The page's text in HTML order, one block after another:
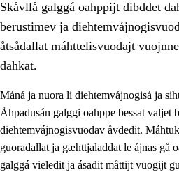
1. Åhpadusá árvvovuodo
1.1 Almasjárvvo
Identitiehtta ja kultuvralasj
Skåvllå galggá oahppijt dibddet
berustimev ja
åtsådallat máhttelisvuodajt
dahkat.
Máná ja nuora li diehtemvájnogisá ja
Åhpadusán galggi oahppe bessat valjet
diehtemvájnogisvuodav åvdedit.
guoradallat ja gæhttjaladdat le ájnas gå
galggá vieledit ja ásadit måttijt vuogijt